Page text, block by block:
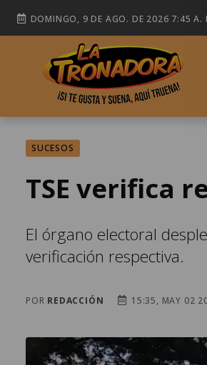
DOMINGO, 9 DE AGO. DE 2026 7:45 A.
SUCESOS
TSE verifica
El órgano electoral
verificación respectiva.
POR REDACCIÓN 15:35, MAY 02